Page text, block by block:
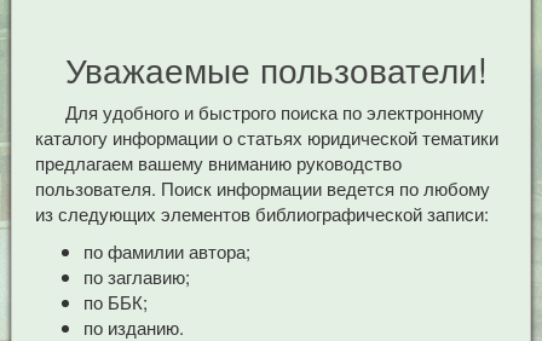
Уважаемые пользователи!
Для удобного и быстрого поиска по электронному
каталогу информации о статьях юридической тематики
предлагаем вашему вниманию руководство
пользователя. Поиск информации ведется по любому
из следующих элементов библиографической записи:
по фамилии автора;
по заглавию;
по ББК;
по изданию.